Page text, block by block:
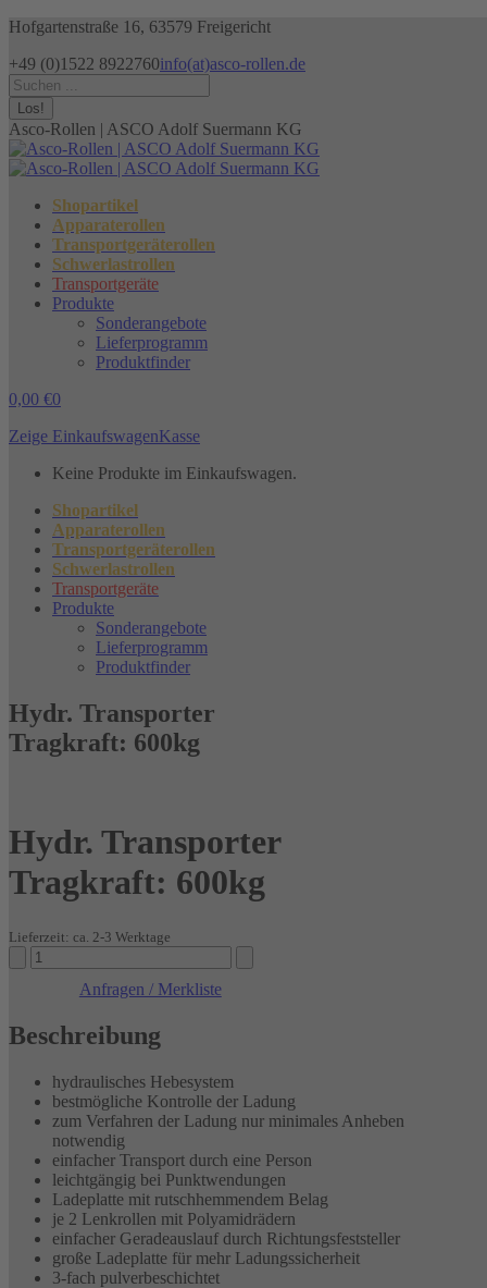
Zum
springen
Hofgartenstraße 16, 63579 Freigericht
+49 (0)1522 8922760info(at)asco-rollen.de
Facebook
page
opens
in
new
window
Instagram
page
opens
in
new
window
X
page
opens
in
new
window
Search:
Asco-Rollen | ASCO Adolf Suermann KG
Shopartikel
Apparaterollen
Transportgeräterollen
Schwerlastrollen
Transportgeräte
Produkte
Sonderangebote
Lieferprogramm
Produktfinder
0,00 €0
Zeige EinkaufswagenKasse
Keine Produkte im Einkaufswagen.
Shopartikel
Apparaterollen
Transportgeräterollen
Schwerlastrollen
Transportgeräte
Produkte
Sonderangebote
Lieferprogramm
Produktfinder
Hydr. Transporter
Tragkraft: 600kg
Hydr. Transporter
Tragkraft: 600kg
Lieferzeit: ca. 2-3 Werktage
Hydr.
Transporter
Menge
Anfragen / Merkliste
Beschreibung
hydraulisches Hebesystem
bestmögliche Kontrolle der Ladung
zum Verfahren der Ladung nur minimales Anheben
notwendig
einfacher Transport durch eine Person
leichtgängig bei Punktwendungen
Ladeplatte mit rutschhemmendem Belag
je 2 Lenkrollen mit Polyamidrädern
einfacher Geradeauslauf durch Richtungsfeststeller
große Ladeplatte für mehr Ladungssicherheit
3-fach pulverbeschichtet